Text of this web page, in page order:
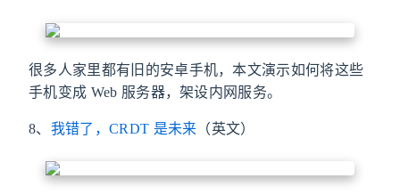
很多人家里都有旧的安卓手机，本文演示如何将这些
手机变成 Web 服务器，架设内网服务。
8、 我错了，CRDT 是未来 （英文）